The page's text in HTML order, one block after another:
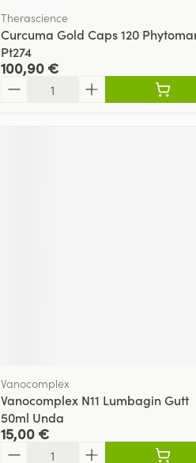
Therascience
Curcuma Gold Caps 120
Pt274
100,90 €
Vanocomplex
Vanocomplex N11 Lumbagin Gutt
50ml Unda
15,00 €